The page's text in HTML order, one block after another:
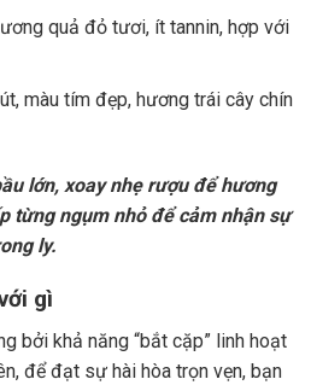
quả đỏ tươi, ít tannin, hợp với
màu tím đẹp, hương trái cây chín
lớn, xoay nhẹ rượu để hương
từng ngụm nhỏ để cảm nhận sự
ly.
gì
bởi khả năng “bắt cặp” linh hoạt
để đạt sự hài hòa trọn vẹn, bạn